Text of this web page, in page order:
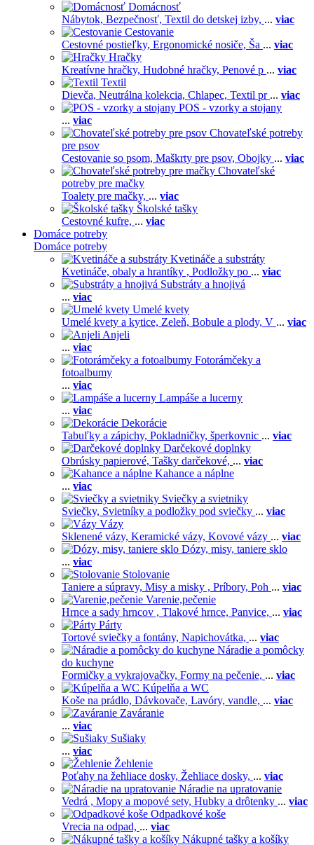
Domácnosť
Nábytok, Bezpečnosť, Textil do detskej izby, ... viac
Cestovanie
Cestovné postieľky, Ergonomické nosiče, Ša ... viac
Hračky
Kreatívne hračky, Hudobné hračky, Penové p ... viac
Textil
Dievča, Neutrálna kolekcia, Chlapec, Textil pr ... viac
POS - vzorky a stojany
... viac
Chovateľské potreby
pre psov
Cestovanie so psom, Maškrty pre psov, Obojky ... viac
Chovateľské
potreby pre mačky
Toalety pre mačky, ... viac
Školské tašky
Cestovné kufre, ... viac
Domáce potreby
Domáce potreby
Kvetináče a substráty
Kvetináče, obaly a hrantíky , Podložky po ... viac
Substráty a hnojivá
... viac
Umelé kvety
Umelé kvety a kytice, Zeleň, Bobule a plody, V ... viac
Anjeli
... viac
Fotorámčeky a
fotoalbumy
... viac
Lampáše a lucerny
... viac
Dekorácie
Tabuľky a zápichy, Pokladničky, šperkovnic ... viac
Darčekové doplnky
Obrúsky papierové, Tašky darčekové, ... viac
Kahance a náplne
... viac
Sviečky a svietniky
Sviečky, Svietníky a podložky pod sviečky ... viac
Vázy
Sklenené vázy, Keramické vázy, Kovové vázy ... viac
Dózy, misy, taniere sklo
... viac
Stolovanie
Taniere a súpravy, Misy a misky , Príbory, Poh ... viac
Varenie,pečenie
Hrnce a sady hrncov , Tlakové hrnce, Panvice, ... viac
Párty
Tortové sviečky a fontány, Napichovátka, ... viac
Náradie a pomôcky
do kuchyne
Formičky a vykrajovačky, Formy na pečenie, ... viac
Kúpelňa a WC
Koše na prádlo, Dávkovače, Lavóry, vandle, ... viac
Zaváranie
... viac
Sušiaky
... viac
Žehlenie
Poťahy na žehliace dosky, Žehliace dosky, ... viac
Náradie na upratovanie
Vedrá , Mopy a mopové sety, Hubky a drôtenky ... viac
Odpadkové koše
Vrecia na odpad, ... viac
Nákupné tašky a košíky